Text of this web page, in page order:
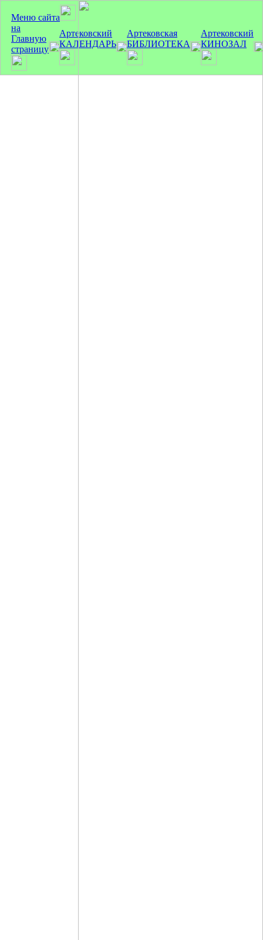
Меню сайта
на
Главную
страницу
Артековский
КАЛЕНДАРЬ
Артековская
БИБЛИОТЕКА
Артековский
КИНОЗАЛ